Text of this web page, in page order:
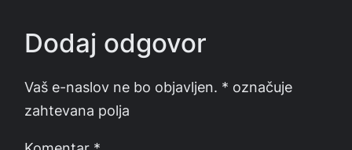
Dodaj odgovor
Vaš e-naslov ne bo objavljen. * označuje
zahtevana polja